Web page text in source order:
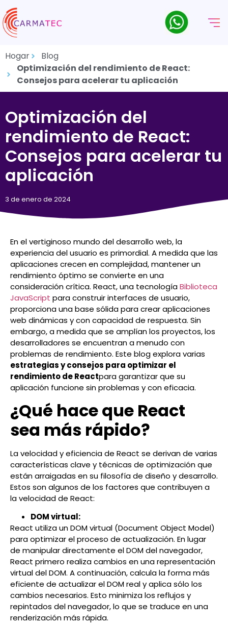
Hogar
Blog
Optimización del rendimiento de React:
Consejos para acelerar tu aplicación
Optimización del
rendimiento de React:
Consejos para acelerar tu
aplicación
3 de enero de 2024
En el vertiginoso mundo del desarrollo web, la
experiencia del usuario es primordial. A medida que las
aplicaciones crecen en complejidad, mantener un
rendimiento óptimo se convierte en una
consideración crítica. React, una tecnologíaBiblioteca
JavaScript para construir interfaces de usuario,
proporciona una base sólida para crear aplicaciones
web dinámicas y con capacidad de respuesta. Sin
embargo, a medida que se amplían los proyectos, los
desarrolladores se encuentran a menudo con
problemas de rendimiento. Este blog explora varias
estrategias y consejos para optimizar el
rendimiento de Reactpara garantizar que su
aplicación funcione sin problemas y con eficacia.
¿Qué hace que React
sea más rápido?
La velocidad y eficiencia de React se derivan de varias
características clave y técnicas de optimización que
están arraigadas en su filosofía de diseño y desarrollo.
Estos son algunos de los factores que contribuyen a
la velocidad de React:
DOM virtual:
React utiliza un DOM virtual (Document Object Model)
para optimizar el proceso de actualización. En lugar
de manipular directamente el DOM del navegador,
React primero realiza cambios en una representación
virtual del DOM. A continuación, calcula la forma más
eficiente de actualizar el DOM real y aplica sólo los
cambios necesarios. Esto minimiza los reflujos y
repintados del navegador, lo que se traduce en una
renderización más rápida.